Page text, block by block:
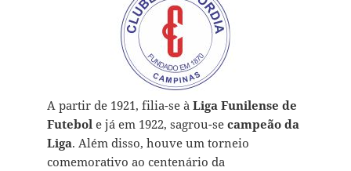
A partir de 1921, filia-se à Liga Funilense de
Futebole já em 1922, sagrou-se campeão da
Liga. Além disso, houve um torneio
comemorativo ao centenário da